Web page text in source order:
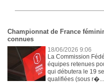
Championnat de France
connues
18/06/2026 9:06
La Commission
équipes retenues
qui débutera le 19
qualifiées (sous r�...